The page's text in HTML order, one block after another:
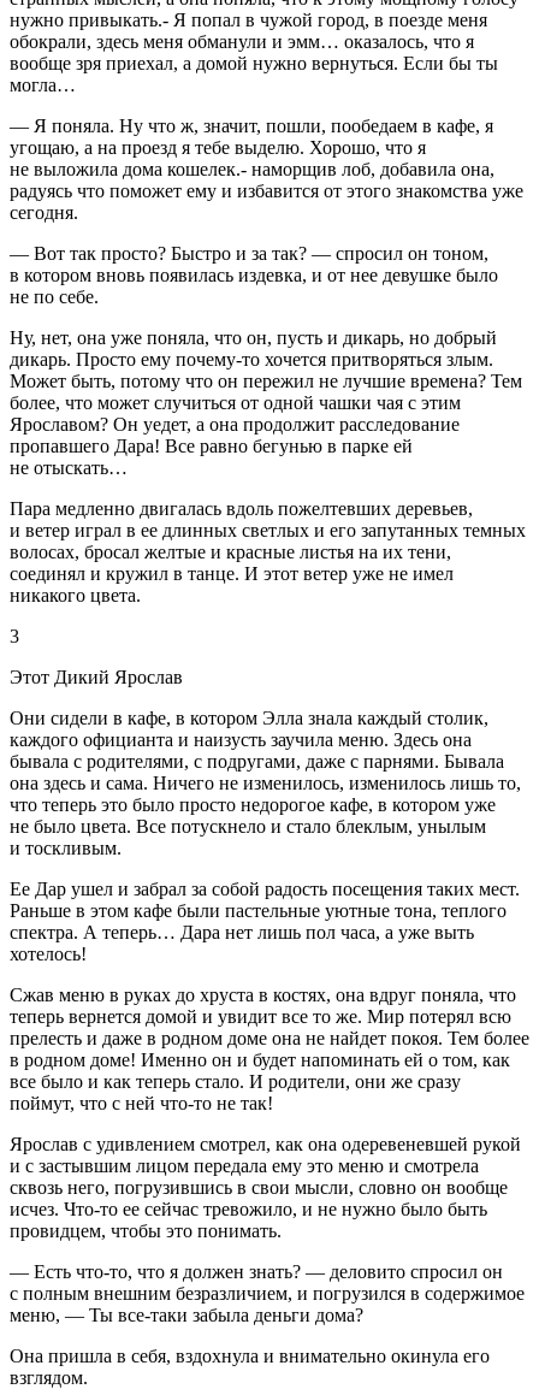
нужно привыкать.- Я попал в чужой город, в поезде меня
обокрали, здесь меня обманули и эмм… оказалось, что я
вообще зря приехал, а домой нужно вернуться. Если бы ты
могла…
— Я поняла. Ну что ж, значит, пошли, пообедаем в кафе, я
угощаю, а на проезд я тебе выделю. Хорошо, что я
не выложила дома кошелек.- наморщив лоб, добавила она,
радуясь что поможет ему и избавится от этого знакомства уже
сегодня.
— Вот так просто? Быстро и за так? — спросил он тоном,
в котором вновь появилась издевка, и от нее девушке было
не по себе.
Ну, нет, она уже поняла, что он, пусть и дикарь, но добрый
дикарь. Просто ему почему-то хочется притворяться злым.
Может быть, потому что он пережил не лучшие времена? Тем
более, что может случиться от одной чашки чая с этим
Ярославом? Он уедет, а она продолжит расследование
пропавшего Дара! Все равно бегунью в парке ей
не отыскать…
Пара медленно двигалась вдоль пожелтевших деревьев,
и ветер играл в ее длинных светлых и его запутанных темных
волосах, бросал желтые и красные листья на их тени,
соединял и кружил в танце. И этот ветер уже не имел
никакого цвета.
3
Этот Дикий Ярослав
Они сидели в кафе, в котором Элла знала каждый столик,
каждого официанта и наизусть заучила меню. Здесь она
бывала с родителями, с подругами, даже с парнями. Бывала
она здесь и сама. Ничего не изменилось, изменилось лишь то,
что теперь это было просто недорогое кафе, в котором уже
не было цвета. Все потускнело и стало блеклым, унылым
и тоскливым.
Ее Дар ушел и забрал за собой радость посещения таких мест.
Раньше в этом кафе были пастельные уютные тона, теплого
спектра. А теперь… Дара нет лишь пол часа, а уже выть
хотелось!
Сжав меню в руках до хруста в костях, она вдруг поняла, что
теперь вернется домой и увидит все то же. Мир потерял всю
прелесть и даже в родном доме она не найдет покоя. Тем более
в родном доме! Именно он и будет напоминать ей о том, как
все было и как теперь стало. И родители, они же сразу
поймут, что с ней что-то не так!
Ярослав с удивлением смотрел, как она одеревеневшей рукой
и с застывшим лицом передала ему это меню и смотрела
сквозь него, погрузившись в свои мысли, словно он вообще
исчез. Что-то ее сейчас тревожило, и не нужно было быть
провидцем, чтобы это понимать.
— Есть что-то, что я должен знать? — деловито спросил он
с полным внешним безразличием, и погрузился в содержимое
меню, — Ты все-таки забыла деньги дома?
Она пришла в себя, вздохнула и внимательно окинула его
взглядом.